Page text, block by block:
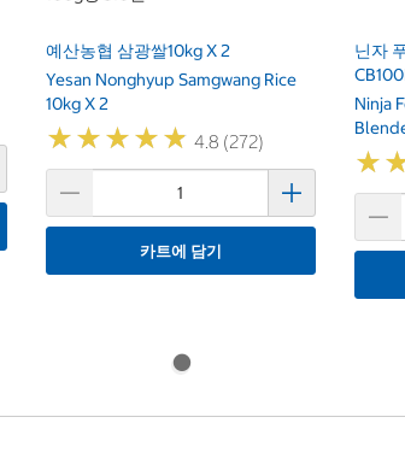
예산농협 삼광쌀10kg X 2
Yesan Nonghyup Samgwang Rice
10kg X 2
★★★★★
★★★★★ 4.8 (272)
카트에 담기
닌자
Ninja
★
★